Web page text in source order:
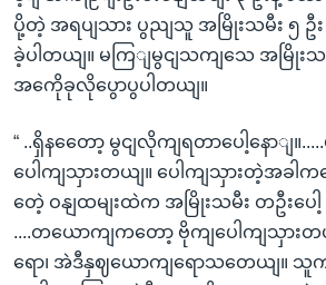
ပို့တဲ့ အရပျသား ပွညျသူ အမြိုးသမီး ၅ ဦး
ခဲ့ပါတယျ။ မကြျမွငျသကျသေ အမြို
အကေိုခုလိုပွောပွပါတယျ။
“ ..ရှိနတေော့ မွငျလိုကျရတာပေါ့နောျ။
ပေါကျသှားတယျ။ ပေါကျသှားတဲ့အခါက
တေဲ့ ဝနျထမျးထဲက အမြိုးသမီး တဦးပေ
....တယောကျကတော့ ဗိုကျပေါကျသှားတ
ရော၊ အဲဒီနှဈယောကျရောသတေယျ။ သူ